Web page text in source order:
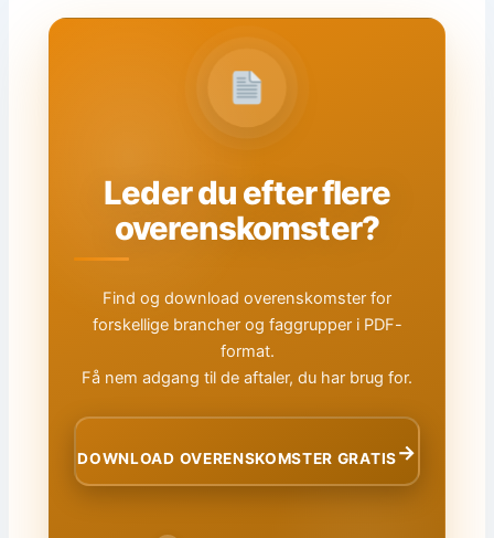
Leder du efter flere
overenskomster?
Find og download overenskomster for
forskellige brancher og faggrupper i PDF-
format.
Få nem adgang til de aftaler, du har brug for.
DOWNLOAD OVERENSKOMSTER GRATIS→